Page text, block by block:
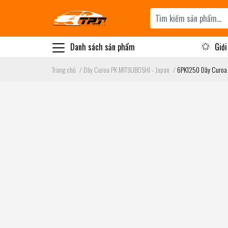
Danh sách sản phẩm
Trang chủ /Dây Curoa PK MITSUBOSHI - Japan /6PK1250 Dây